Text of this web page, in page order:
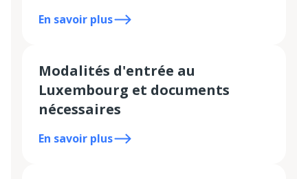
En savoir plus
Modalités d'entrée au
Luxembourg et documents
nécessaires
En savoir plus